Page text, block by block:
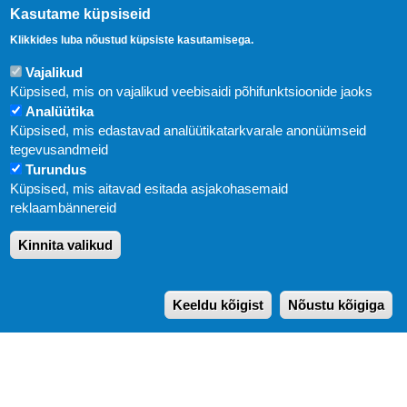
Uudised
KIRJASTUS PEGASUS OÜ © 2020
Paldiski mnt. 29 (A korpus VI korrus), Tallinn
E-post:pegasus[at]pegasus.ee
Kasutame küpsiseid
Klikkides luba nõustud küpsiste kasutamisega.
Vajalikud
Küpsised, mis on vajalikud veebisaidi põhifunktsioonide jaoks
Analüütika
Küpsised, mis edastavad analüütikatarkvarale anonüümseid
tegevusandmeid
Turundus
Küpsised, mis aitavad esitada asjakohasemaid
reklaambännereid
Kinnita valikud
Keeldu kõigist Nõustu kõigiga